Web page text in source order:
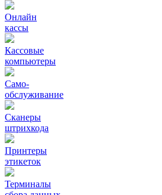
Онлайн
кассы
Кассовые
компьютеры
Само-
обслуживание
Сканеры
штрихкода
Принтеры
этикеток
Терминалы